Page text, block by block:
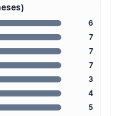
6
7
7
7
3
4
5